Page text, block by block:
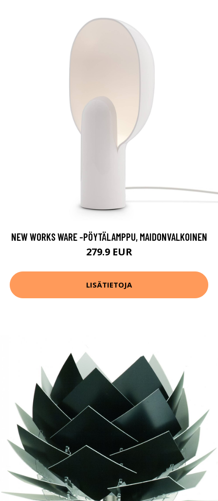
NEW WORKS WARE -PÖYTÄLAMPPU, MAIDONVALKOINEN
279.9 EUR
LISÄTIETOJA